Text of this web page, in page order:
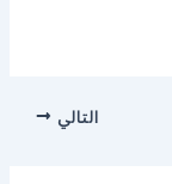
التالي